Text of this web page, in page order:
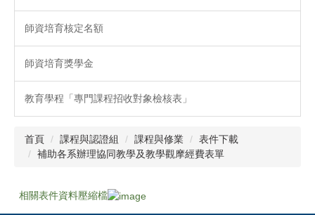
師資培育核定名額
師資培育獎學金
教育學程「專門課程招收對象檢核表」
首頁 課程與認證組 課程與修業
表件下載
補助各系辦理協同教學及教學觀摩經費表單
相關表件資料壓縮檔